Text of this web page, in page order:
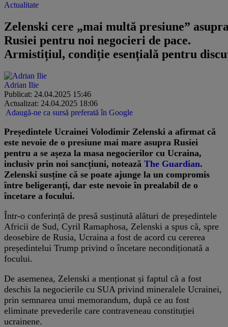
Actualitate
Zelenski cere „mai multă presiune”
Rusiei pentru noi negocieri de pace.
Armistițiul, condiție esențială pentru
Adrian Ilie
Publicat: 24.04.2025 15:46
Actualizat: 24.04.2025 18:06
Adaugă-ne ca sursă preferată în Google
Președintele Ucrainei Volodimir Zelenski a afirmat că
este nevoie de o presiune mai mare asupra Rusiei
pentru a se așeza la masa negocierilor cu Ucraina,
inclusiv prin noi sancțiuni, notează The Guardian.
Zelenski susține că se poate ajunge la un compromis
între beligeranți, dar este nevoie în prealabil de o
încetare a focului.
Într-o conferință de presă susținută alături de președintele
Africii de Sud, Cyril Ramaphosa, Zelenski a spus că, spre
deosebire de Rusia, Ucraina a fost de acord cu cererea
președintelui Trump privind o încetare necondiționată a
focului.
De asemenea, Zelenski a menționat și faptul că a fost
deschis la negocierile cu SUA privind mineralele Ucrainei,
prin semnarea unui memorandum, după ce au fost
eliminate prevederile care contraveneau constituției
ucrainene.